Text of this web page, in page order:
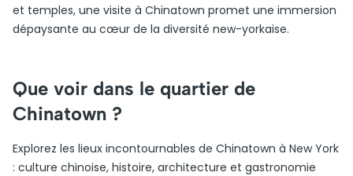
et temples, une visite à Chinatown promet une immersion
dépaysante au cœur de la diversité new-yorkaise.
Que voir dans le quartier de
Chinatown ?
Explorez les lieux incontournables de Chinatown à New York
: culture chinoise, histoire, architecture et gastronomie